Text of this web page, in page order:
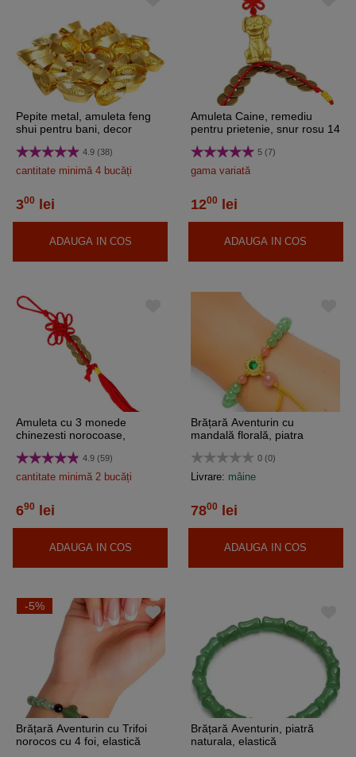
Pepite metal, amuleta feng
shui pentru bani, decor
4.9 (38)
cantitate minimă 4 bucăți
300 lei
ADAUGA IN COS
Amuleta Caine, remediu
pentru prietenie, snur rosu 14
5 (7)
gama variată
1200 lei
ADAUGA IN COS
Amuleta cu 3 monede
chinezesti norocoase,
rosu
4.9 (59)
cantitate minimă 2 bucăți
690 lei
ADAUGA IN COS
Brățară Aventurin cu
mandală florală, piatra
și ciucure
0 (0)
Livrare: mâine
7800 lei
ADAUGA IN COS
-5%
Brățară Aventurin cu Trifoi
norocos cu 4 foi, elastică
Brățară Aventurin, piatră
naturala, elastică